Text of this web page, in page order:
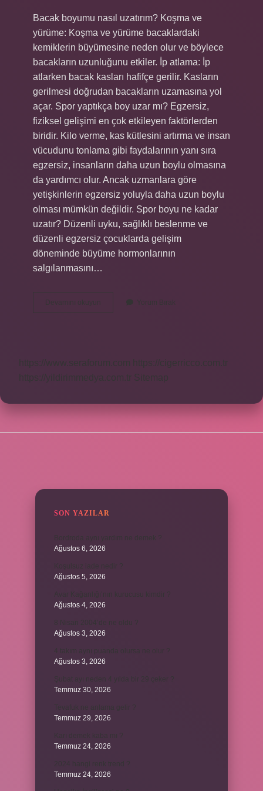
Bacak boyumu nasıl uzatırım? Koşma ve
yürüme: Koşma ve yürüme bacaklardaki
kemiklerin büyümesine neden olur ve böylece
bacakların uzunluğunu etkiler. İp atlama: İp
atlarken bacak kasları hafifçe gerilir. Kasların
gerilmesi doğrudan bacakların uzamasına yol
açar. Spor yaptıkça boy uzar mı? Egzersiz,
fiziksel gelişimi en çok etkileyen faktörlerden
biridir. Kilo verme, kas kütlesini artırma ve insan
vücudunu tonlama gibi faydalarının yanı sıra
egzersiz, insanların daha uzun boylu olmasına
da yardımcı olur. Ancak uzmanlara göre
yetişkinlerin egzersiz yoluyla daha uzun boylu
olması mümkün değildir. Spor boyu ne kadar
uzatır? Düzenli uyku, sağlıklı beslenme ve
düzenli egzersiz çocuklarda gelişim
döneminde büyüme hormonlarının
salgılanmasını…
Devamını okuyun
Bacak
Yorum Bırak
https://www.seraforum.com
https://cigerricco.com.tr
https://yildirimmedya.com.tr Sitemap
SON YAZILAR
Ağustos 6, 2026
Ağustos 5, 2026
Ağustos 4, 2026
Ağustos 3, 2026
Ağustos 3, 2026
Temmuz 30, 2026
Temmuz 29, 2026
Temmuz 24, 2026
Temmuz 24, 2026